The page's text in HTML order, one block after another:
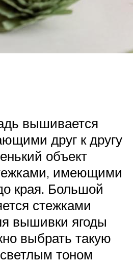
вышивается
друг к другу
объект
имеющими
края. Большой
стежками
вышивки ягоды
выбрать такую
тоном